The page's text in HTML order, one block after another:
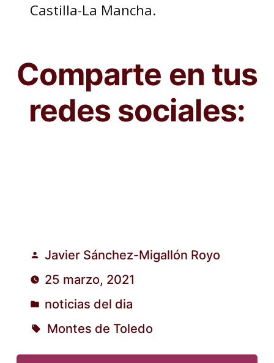
Castilla-La Mancha.
Comparte en tus
redes sociales:
Publicado
por
Javier Sánchez-Migallón Royo
25 marzo, 2021
Publicado
en
noticias del dia
Montes de Toledo